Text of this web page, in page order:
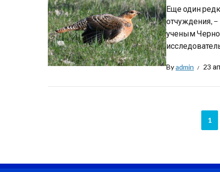
Еще один
отчуждения,
ученым
Byadmin 23
1